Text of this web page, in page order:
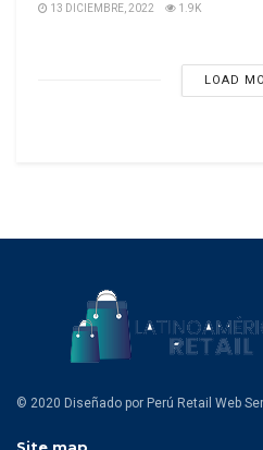
13 DICIEMBRE, 2022 1.9K
LOAD
© 2020 Diseñado por Perú Retail Web
Site map